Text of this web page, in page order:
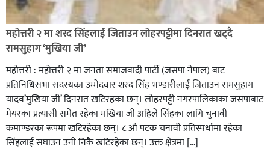
रक्तदान सेवामा जिल्लामै दोस्रो स्थान ल्याएकोमा जनमत नेताद्वय
रेडक्रस सिराहा द्वारा सम्मानित
महोत्तरी २ मा शरद सिंहलाई जिताउन लोहरपट्टीमा दिनरात खट्दै
रामसुहाग ‘मुखिया जी’
महोत्तरी : महोत्तरी २ मा जनता समाजवादी पार्टी (जसपा नेपाल) बाट
प्रतिनिधिसभा सदस्यका उम्मेदवार शरद सिंह भण्डारीलाई जिताउन रामसुहाग
यादव’मुखिया जी’ दिनरात खटिरहका छन्। लोहरपट्टी नगरपालिकाका जसपाबाट
मेयरका प्रत्यासी समेत रहेका मखिया जी अहिले सिंहका लागि चुनावी
कमाण्डरका रूपमा खटिरहेका छन्। ८ औ पटक चनावी प्रतिस्पर्धामा रहेका
सिंहलाई सघाउन उनी निकै खटिरहेका छन्। उक्त क्षेत्रमा […]